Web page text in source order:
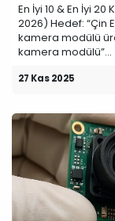
En İyi 10 & En İyi
2026) Hedef: “Çin
kamera modülü
kamera modülü”...
27 Kas 2025